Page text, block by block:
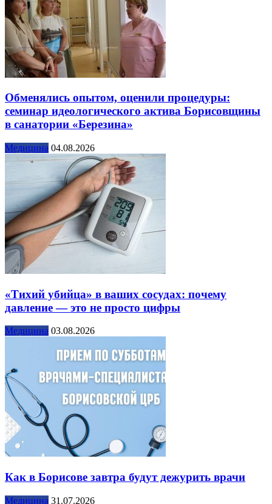
Обменялись опытом, оценили процедуры:
семинар идеологического актива Борисовщины
в санатории «Березина»
Медицина 04.08.2026
«Тихий убийца» в ваших сосудах: почему
давление — это не просто цифры
Медицина 03.08.2026
Как в Борисове завтра будут дежурить врачи
Медицина 31.07.2026